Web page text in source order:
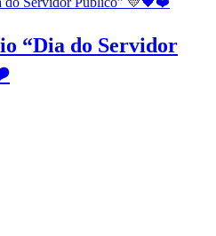
“Dia do Servidor